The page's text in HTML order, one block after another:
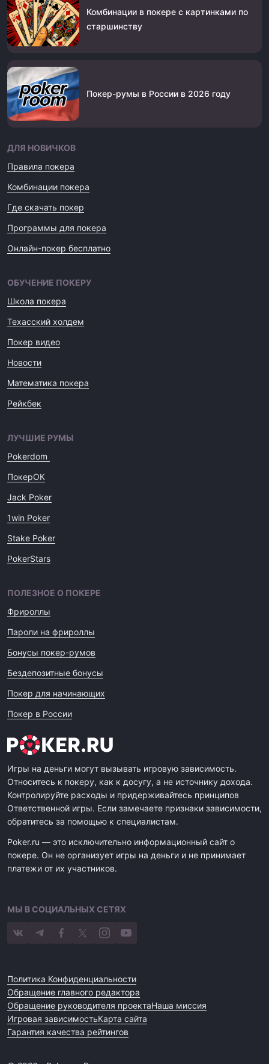
Комбинации в покере с картинками по
старшинству
Покер-румы в России в 2026 году
ДЛЯ НОВИЧКОВ
Правила покера
Комбинации покера
Где скачать покер
Программы для покера
Онлайн-покер бесплатно
ОБУЧЕНИЕ ПОКЕРУ
Школа покера
Техасский холдем
Покер видео
Новости
Математика покера
Рейкбек
ЛУЧШИЕ РУМЫ
Pokerdom
ПокерОК
Jack Poker
1win Poker
Stake Poker
PokerStars
ПОЛЕЗНОЕ О ПОКЕРЕ
Фрироллы
Пароли на фрироллы
Бонусы покер-румов
Бездепозитные бонусы
Покер для начинающих
Покер в России
Игры на деньги могут вызывать игровую зависимость.
Относитесь к покеру, как к досугу, а не источнику дохода.
Контролируйте расходы и придерживайтесь принципов
Ответственной игры. Если замечаете признаки зависимости,
обратитесь за помощью к специалистам.
Poker.ru — это исключительно информационный сайт о
покере. Он не организует игры на деньги и не принимает
платежи от их участников.
МЫ В СОЦИАЛЬНЫХ СЕТЯХ
Политика Конфиденциальности
Обращение главного редактора
Обращение руководителя проектаНаша миссия
Игровая зависимостьКарта сайта
Гарантия качества рейтингов